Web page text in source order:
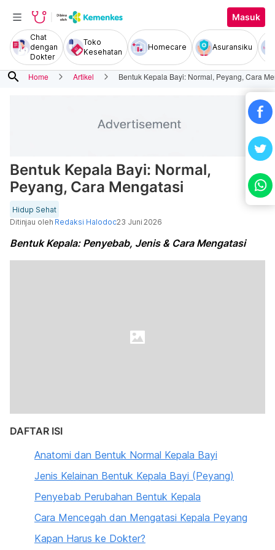
Masuk
Chat
dengan
Dokter
Toko
Kesehatan
Homecare Asuransiku
search Home Artikel Bentuk Kepala Bayi: Normal, Peyang, Cara
Bentuk Kepala Bayi: Normal,
Peyang, Cara Mengatasi
Hidup Sehat
Ditinjau oleh Redaksi Halodoc23 Juni 2026
Bentuk Kepala: Penyebab, Jenis & Cara Mengatasi
DAFTAR ISI
Anatomi dan Bentuk Normal Kepala Bayi
Jenis Kelainan Bentuk Kepala Bayi (Peyang)
Penyebab Perubahan Bentuk Kepala
Cara Mencegah dan Mengatasi Kepala Peyang
Kapan Harus ke Dokter?